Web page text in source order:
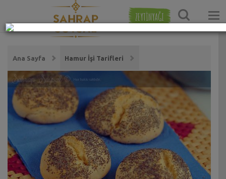
ZEYTİNYAĞI
Ana Sayfa Hamur İşi Tarifleri